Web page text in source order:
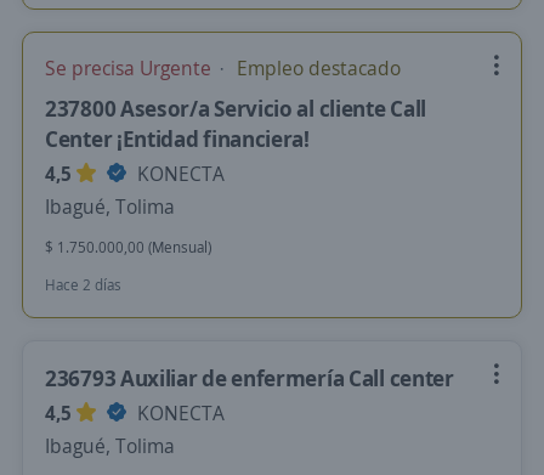
Se precisa Urgente Empleo destacado
237800 Asesor/a Servicio al cliente Call
Center ¡Entidad financiera!
4,5
KONECTA
Ibagué, Tolima
$ 1.750.000,00 (Mensual)
Hace 2 días
236793 Auxiliar de enfermería Call center
4,5
KONECTA
Ibagué, Tolima